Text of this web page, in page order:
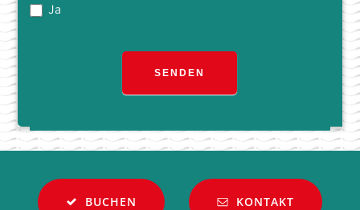
Ja
SENDEN
BUCHEN KONTAKT